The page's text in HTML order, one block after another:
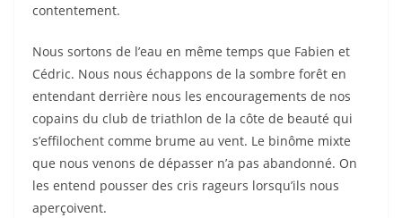
contentement.
Nous sortons de l’eau en même temps que Fabien et
Cédric. Nous nous échappons de la sombre forêt en
entendant derrière nous les encouragements de nos
copains du club de triathlon de la côte de beauté qui
s’effilochent comme brume au vent. Le binôme mixte
que nous venons de dépasser n’a pas abandonné. On
les entend pousser des cris rageurs lorsqu’ils nous
aperçoivent.